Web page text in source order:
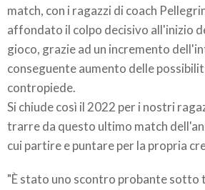
match, con i ragazzi di coach
affondato il colpo decisivo all'inizio
gioco, grazie ad un incremento
conseguente aumento delle
contropiede.
Si chiude così il 2022 per i nostri
trarre da questo ultimo match
cui partire e puntare per la propria
"È stato uno scontro probante sotto